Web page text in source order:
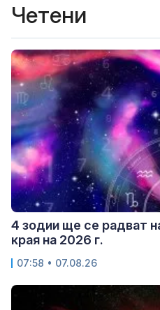
Четени
4 зодии ще се радват
края на 2026 г.
07:58 • 07.08.26